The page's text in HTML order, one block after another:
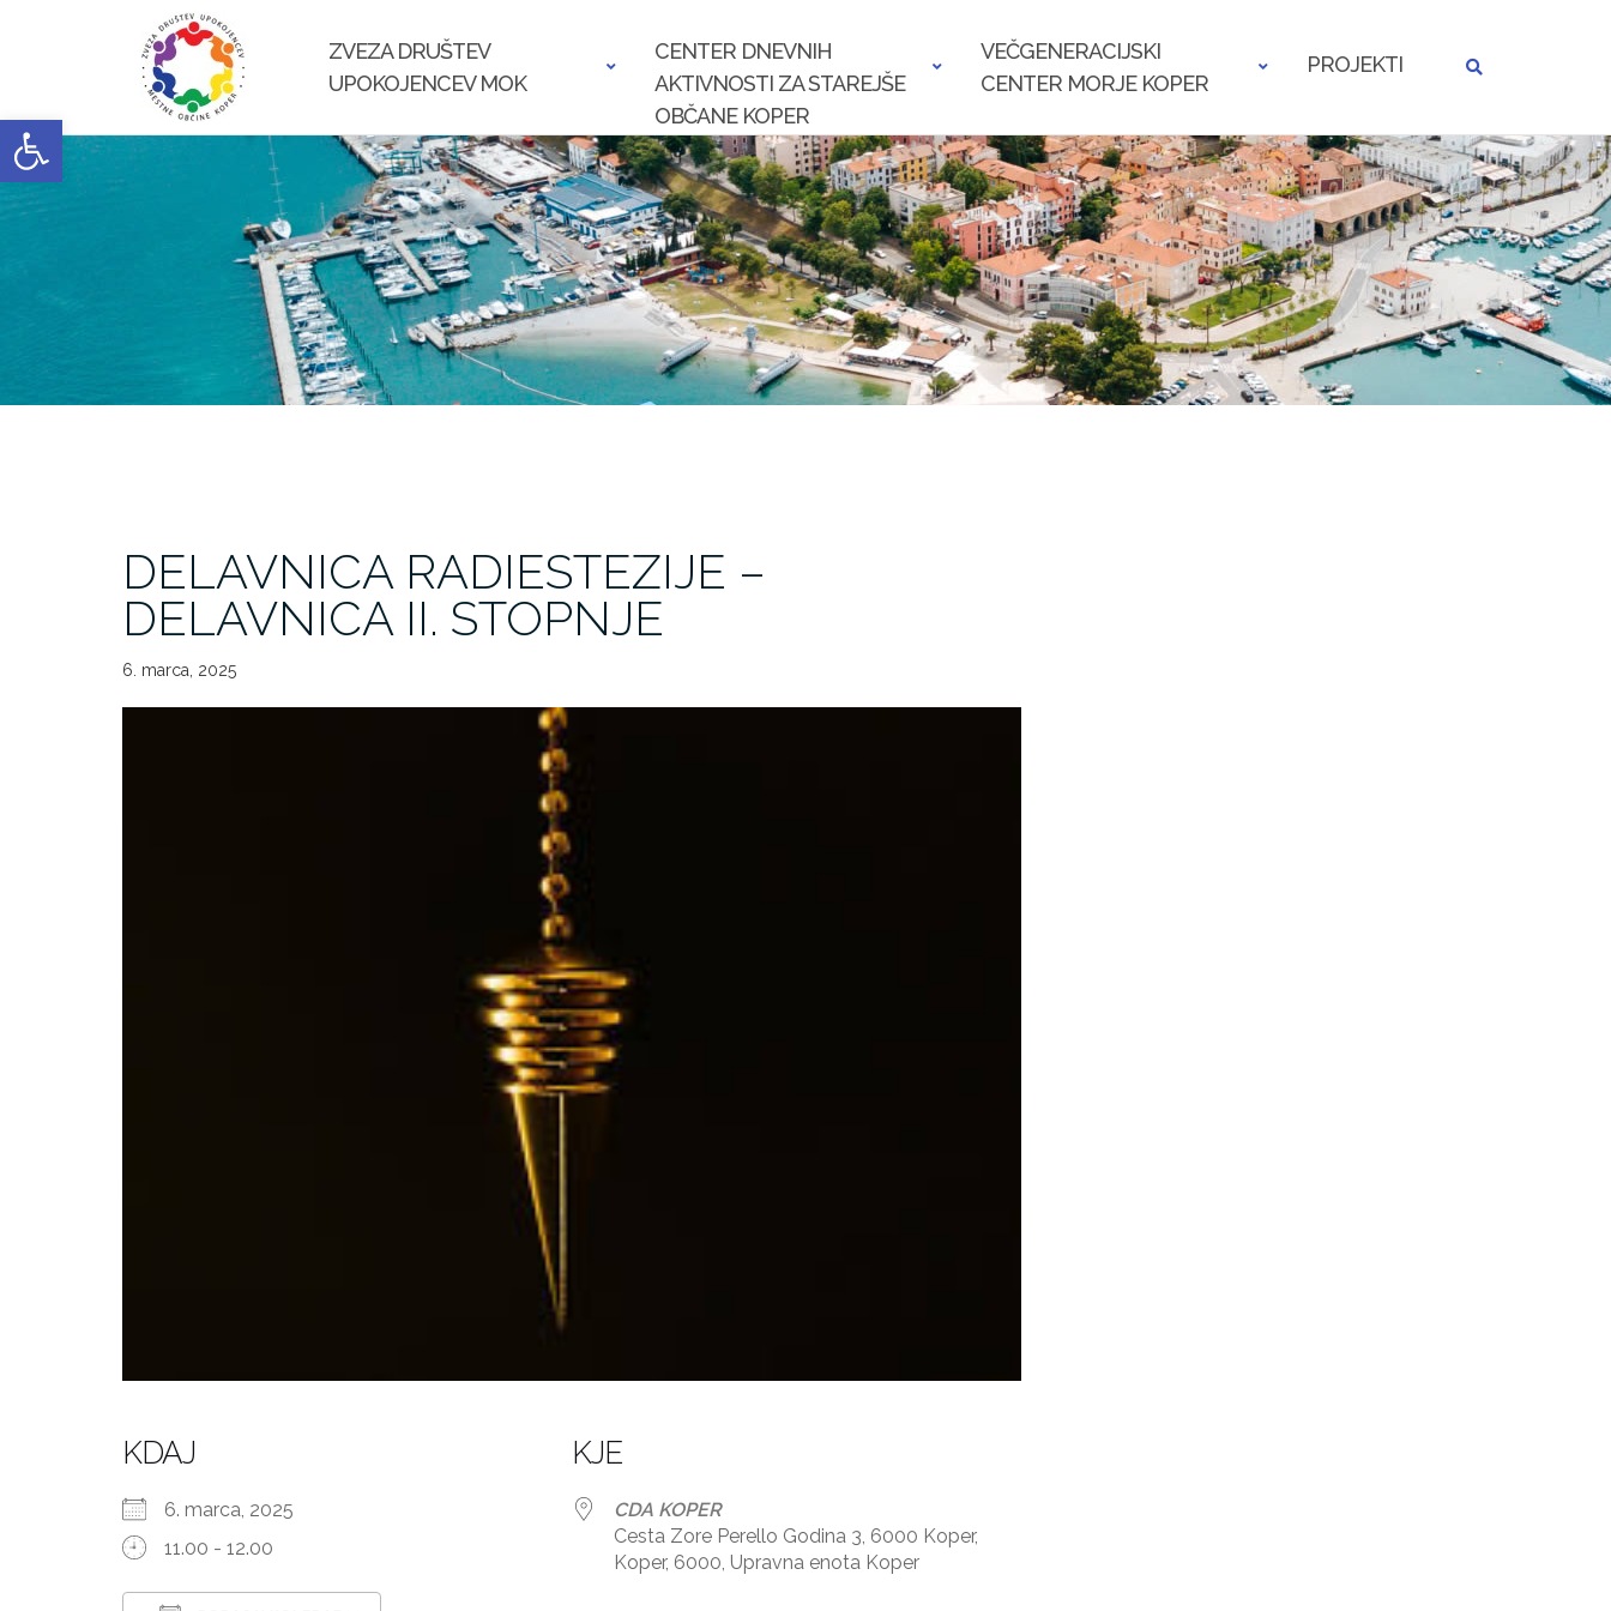
Open toolbar
ZVEZA DRUŠTEV
UPOKOJENCEV MOK
CENTER DNEVNIH
AKTIVNOSTI ZA STAREJŠE
OBČANE KOPER
VEČGENERACIJSKI
CENTER MORJE KOPER
PROJEKTI
DELAVNICA RADIESTEZIJE –
DELAVNICA II. STOPNJE
6. marca, 2025
KDAJ
6. marca, 2025
11.00 - 12.00
KJE
CDA KOPER
Cesta Zore Perello Godina 3, 6000 Koper,
Koper, 6000, Upravna enota Koper